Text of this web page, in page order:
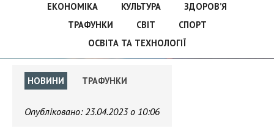
ЕКОНОМІКА
КУЛЬТУРА
ЗДОРОВ’Я
ТРАФУНКИ
СВІТ
СПОРТ
ОСВІТА ТА ТЕХНОЛОГІЇ
НОВИНИ ТРАФУНКИ
Опубліковано:23.04.2023 о 10:06